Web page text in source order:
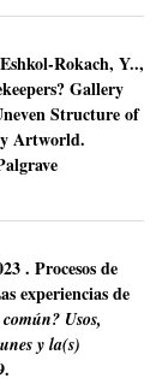
Rokach, Y..,
Gallery
Structure of
Artworld.
. Procesos de
experiencias de
Usos,
y la(s)